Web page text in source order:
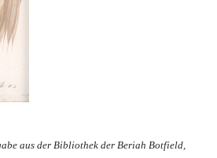
aus der Bibliothek der Beriah Botfield,